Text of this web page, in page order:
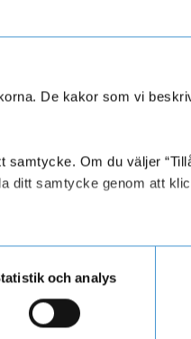
De kakor som vi
Om du väljer
ditt samtycke genom att
webbplats
och analys
en allt viktigare faktor. Om
andra styrmedel kommer
men påverkas allt mer av
nästa tjänstebil ska
kan stärka din affär, läs